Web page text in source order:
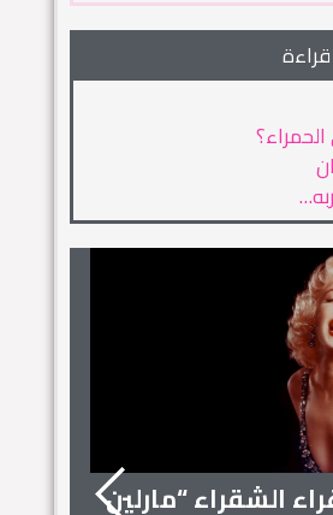
قراءة
الشقراء “مارلين